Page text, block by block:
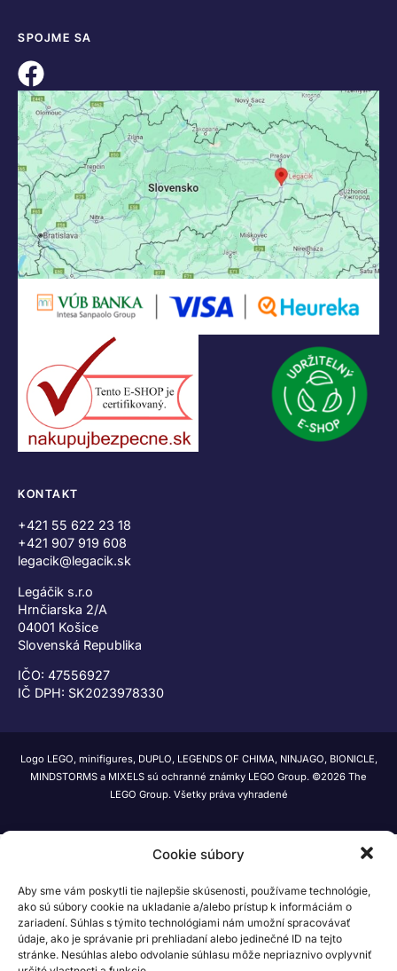
Cookie súbory
Aby sme vám poskytli tie najlepšie skúsenosti, používame technológie,
ako sú súbory cookie na ukladanie a/alebo prístup k informáciám o
zariadení. Súhlas s týmito technológiami nám umožní spracovávať
údaje, ako je správanie pri prehliadaní alebo jedinečné ID na tejto
stránke. Nesúhlas alebo odvolanie súhlasu môže nepriaznivo ovplyvniť
SPOJME SA
KONTAKT
+421 55 622 23 18
+421 907 919 608
legacik@legacik.sk
Legáčik s.r.o
Hrnčiarska 2/A
04001 Košice
Slovenská Republika
IČO: 47556927
IČ DPH: SK2023978330
Logo LEGO, minifigures, DUPLO, LEGENDS OF CHIMA, NINJAGO, BIONICLE,
MINDSTORMS a MIXELS sú ochranné známky LEGO Group. ©2026 The
LEGO Group. Všetky práva vyhradené